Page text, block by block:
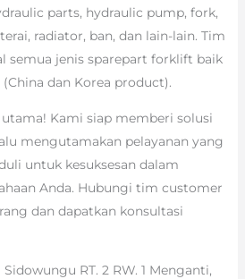
parts, hydraulic pump, fork,
radiator, ban, dan lain-lain. Tim
semua jenis sparepart forklift baik
dan Korea product).
Kami siap memberi solusi
mengutamakan pelayanan yang
untuk kesuksesan dalam
Anda. Hubungi tim customer
dan dapatkan konsultasi
Sidowungu RT. 2 RW. 1 Menganti,